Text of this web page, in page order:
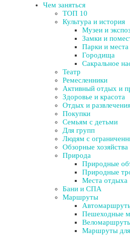
Чем заняться
ТОП 10
Культура и история
Музеи и
Замки и
Парки и
Городища
Сакральное
Театр
Ремесленники
Активный отдых и
Здоровье и красота
Отдых и
Покупки
Семьям с детьми
Для групп
Людям с
Обзорные хозяйства
Природа
Природные
Природные
Места отдыха
Бани и СПА
Маршруты
Пешеходные
Маршруты для